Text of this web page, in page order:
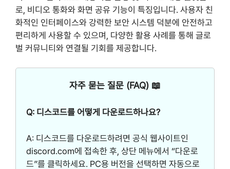
로, 비디오 통화와 화면 공유 기능이 특징입니다. 사용자 친
화적인 인터페이스와 강력한 보안 시스템 덕분에 안전하고
편리하게 사용할 수 있으며, 다양한 활용 사례를 통해 글로
벌 커뮤니티와 연결될 기회를 제공합니다.
자주 묻는 질문 (FAQ) 📖
Q: 디스코드를 어떻게 다운로드하나요?
A: 디스코드를 다운로드하려면 공식 웹사이트인
discord.com에 접속한 후, 상단 메뉴에서 “다운로
드”를 클릭하세요. PC용 버전을 선택하면 자동으로